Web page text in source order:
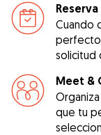
Cuando
perfecto
solicitud
Meet &
que tu